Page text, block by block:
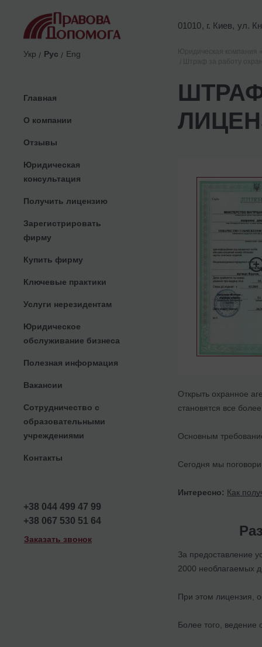
01010, г. Киев, ул.
Укр Рус Eng
Главная
О компании
Отзывы
Юридическая
консультация
Получить лицензию
Зарегистрировать
фирму
Купить фирму
Ключевые практики
Услуги нерезидентам
Юридическое
обслуживание бизнеса
Полезная информация
Вакансии
Сотрудничество с
образовательными
учреждениями
Контакты
+38 044 499 47 99
+38 067 530 51 64
Заказать звонок
Открыть охранное
становятся все
Основным
Сегодня мы
Интересно: Как
За предоставление
2000 необлагаемых
При этом лицензия,
Более того,